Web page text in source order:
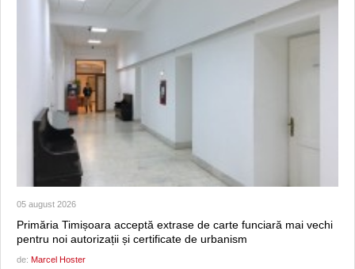
05 august 2026
Primăria Timișoara acceptă extrase de carte funciară mai vechi
pentru noi autorizații și certificate de urbanism
de: Marcel Hoster